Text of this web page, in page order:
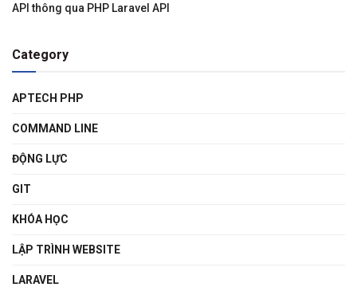
API thông qua PHP Laravel API
Category
APTECH PHP
COMMAND LINE
ĐỘNG LỰC
GIT
KHÓA HỌC
LẬP TRÌNH WEBSITE
LARAVEL